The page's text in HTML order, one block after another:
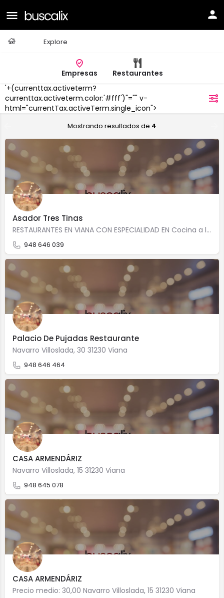
Explore
Empresas
Restaurantes
'+(currenttax.activeterm?
currenttax.activeterm.color:'#fff')"="" v-
html="currentTax.activeTerm.single_icon">
Viana
Mostrando resultados de 4
Asador Tres Tinas
RESTAURANTES EN VIANA CON ESPECIALIDAD EN Cocina a la brasa Precio medio: 16,00 Calle Serapio Urra, 2…
948 646 039
Palacio De Pujadas Restaurante
Navarro Villoslada, 30 31230 Viana
948 646 464
CASA ARMENDÁRIZ
Navarro Villoslada, 15 31230 Viana
948 645 078
CASA ARMENDÁRIZ
Precio medio: 30,00 Navarro Villoslada, 15 31230 Viana